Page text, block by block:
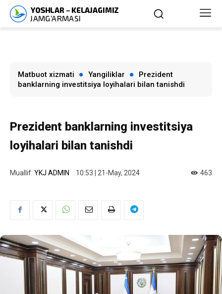
Matbuot xizmati Yangiliklar
Prezident
banklarning investitsiya loyihalari bilan tanishdi
Prezident banklarning investitsiya
loyihalari bilan tanishdi
Muallif: YKJ ADMIN 10:53 | 21-May, 2024 463